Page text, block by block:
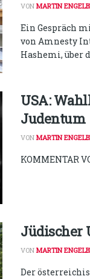
VON MARTIN
Ein Gespräch
von Amnesty
Hashemi, über
USA:
Judentum
VON MARTIN
KOMMENTAR
Jüdischer
VON MARTIN
Der